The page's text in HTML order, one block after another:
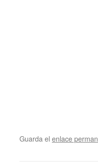
Guarda el enlace